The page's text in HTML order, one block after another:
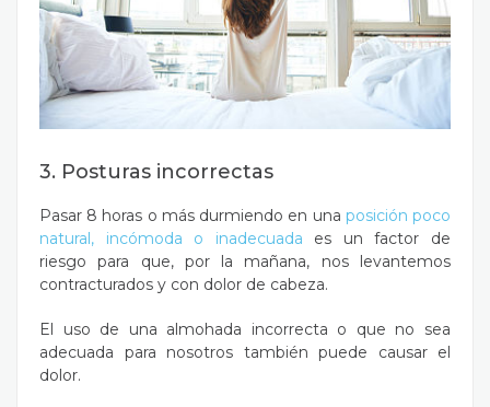
3. Posturas incorrectas
Pasar 8 horas o más durmiendo en una posición poco
natural, incómoda o inadecuada es un factor de
riesgo para que, por la mañana, nos levantemos
contracturados y con dolor de cabeza.
El uso de una almohada incorrecta o que no sea
adecuada para nosotros también puede causar el
dolor.